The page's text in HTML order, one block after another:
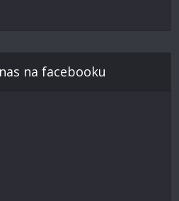
na facebooku